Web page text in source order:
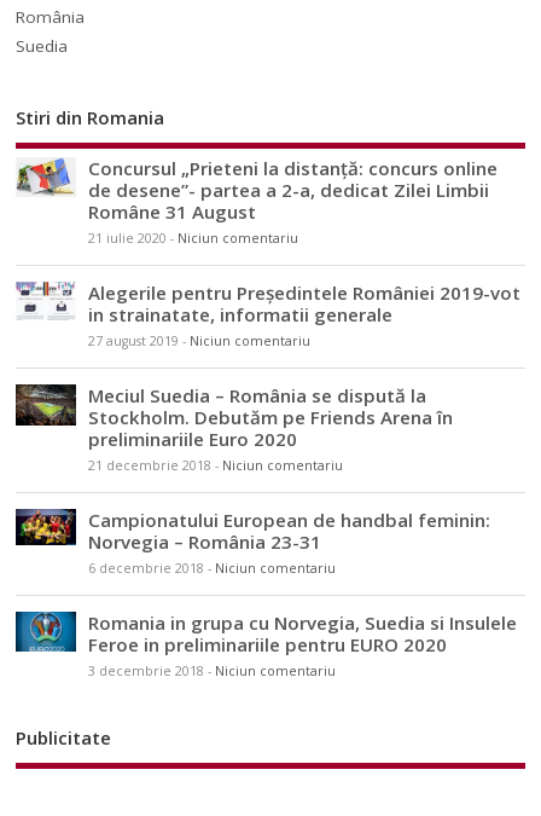
România
Suedia
Stiri din Romania
Concursul „Prieteni la distanță: concurs online
de desene”- partea a 2-a, dedicat Zilei Limbii
Române 31 August
21 iulie 2020 - Niciun comentariu
Alegerile pentru Președintele României 2019-vot
in strainatate, informatii generale
27 august 2019 - Niciun comentariu
Meciul Suedia – România se dispută la
Stockholm. Debutăm pe Friends Arena în
preliminariile Euro 2020
21 decembrie 2018 - Niciun comentariu
Campionatului European de handbal feminin:
Norvegia – România 23-31
6 decembrie 2018 - Niciun comentariu
Romania in grupa cu Norvegia, Suedia si Insulele
Feroe in preliminariile pentru EURO 2020
3 decembrie 2018 - Niciun comentariu
Publicitate